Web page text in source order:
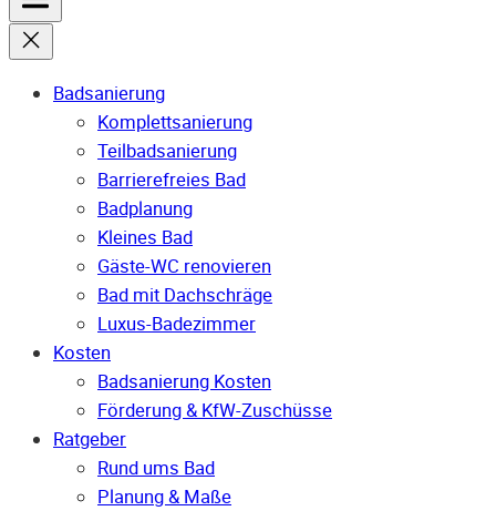
Badsanierung
Komplettsanierung
Teilbadsanierung
Barrierefreies Bad
Badplanung
Kleines Bad
Gäste-WC renovieren
Bad mit Dachschräge
Luxus-Badezimmer
Kosten
Badsanierung Kosten
Förderung & KfW-Zuschüsse
Ratgeber
Rund ums Bad
Planung & Maße